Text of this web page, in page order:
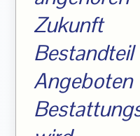
Zukunft